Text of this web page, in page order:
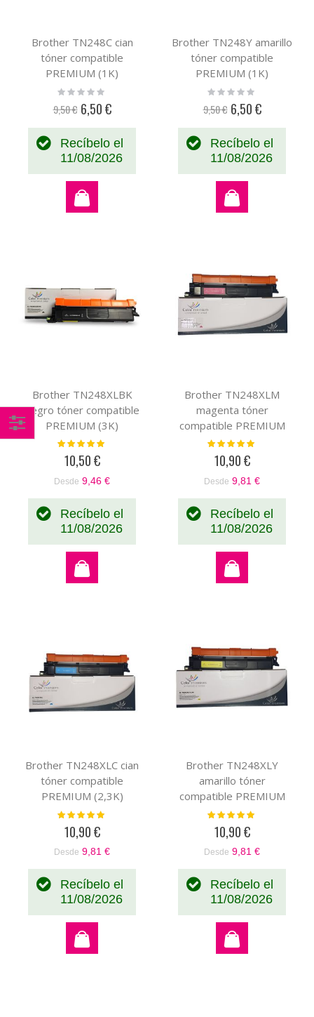
Brother TN248C cian
tóner compatible
PREMIUM (1K)
Rating:
9,50 € Precio
6,50 €
Recíbelo el
11/08/2026
Brother TN248Y amarillo
tóner compatible
PREMIUM (1K)
Rating:
9,50 € Precio
6,50 €
Recíbelo el
11/08/2026
Brother TN248XLBK
negro tóner compatible
PREMIUM (3K)
Valoración:
10,50 €
Desde 9,46 €
Recíbelo el
11/08/2026
Brother TN248XLM
magenta tóner
compatible PREMIUM
(2,3K)
Valoración:
10,90 €
Desde 9,81 €
Recíbelo el
11/08/2026
Brother TN248XLC cian
tóner compatible
PREMIUM (2,3K)
Valoración:
10,90 €
Desde 9,81 €
Recíbelo el
11/08/2026
Brother TN248XLY
amarillo tóner
compatible PREMIUM
(2,3K)
Valoración:
10,90 €
Desde 9,81 €
Recíbelo el
11/08/2026
Comprar